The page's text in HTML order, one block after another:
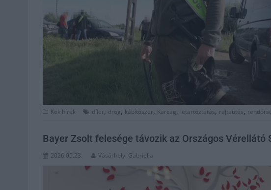
Kék hírek díler, drog, kábítószer, Karcag, letartóztatás, rajtaütés,
Bayer Zsolt felesége távozik az Országos Vérellátó
2026.05.23. Vásárhelyi Gabriella